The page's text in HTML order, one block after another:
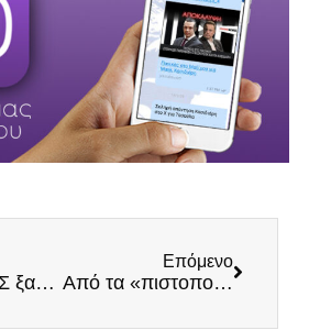
Οι ΕΛΛΗΝΕΣ ξανά πρωτοπόροι στις μαζικές κινητοποιήσεις
Επόμενο
Από τα «πιστοποιητικά κοινωνικών φρονημάτων» στα «πιστοποιητικά εμβολιασμού»